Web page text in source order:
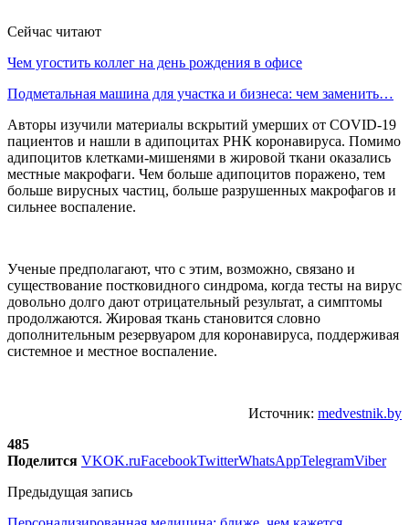
Сейчас читают
Чем угостить коллег на день рождения в офисе
Подметальная машина для участка и бизнеса: чем заменить…
Авторы изучили материалы вскрытий умерших от COVID-19
пациентов и нашли в адипоцитах РНК коронавируса. Помимо
адипоцитов клетками-мишенями в жировой ткани оказались
местные макрофаги. Чем больше адипоцитов поражено, тем
больше вирусных частиц, больше разрушенных макрофагов и
сильнее воспаление.
Ученые предполагают, что с этим, возможно, связано и
существование постковидного синдрома, когда тесты на вирус
довольно долго дают отрицательный результат, а симптомы
продолжаются. Жировая ткань становится словно
дополнительным резервуаром для коронавируса, поддерживая
системное и местное воспаление.
Источник: medvestnik.by
485
Поделится VKOK.ruFacebookTwitterWhatsAppTelegramViber
Предыдущая запись